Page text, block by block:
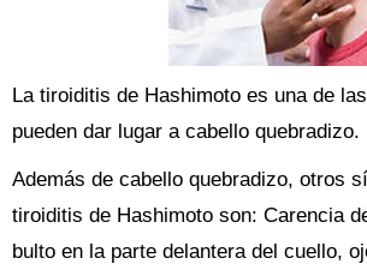
La tiroiditis de Hashimoto es una de
pueden dar lugar a cabello quebradizo.
Además de cabello quebradizo, otros
tiroiditis de Hashimoto son: Carencia
bulto en la parte delantera del cuello,